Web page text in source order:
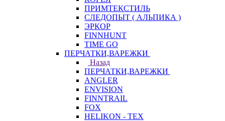
ПРИМТЕКСТИЛЬ
СЛЕДОПЫТ ( АЛЬПИКА )
ЭРКОР
FINNHUNT
TIME GO
ПЕРЧАТКИ,ВАРЕЖКИ
Назад
ПЕРЧАТКИ,ВАРЕЖКИ
ANGLER
ENVISION
FINNTRAIL
FOX
HELIKON - TEX